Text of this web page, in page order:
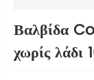
Βαλβίδα
χωρίς